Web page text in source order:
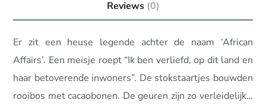
Reviews (0)
Er zit een heuse legende achter de naam ‘African
Affairs’. Een meisje roept “Ik ben verliefd, op dit land en
haar betoverende inwoners”. De stokstaartjes bouwden
rooibos met cacaobonen. De geuren zijn zo verleidelijk…